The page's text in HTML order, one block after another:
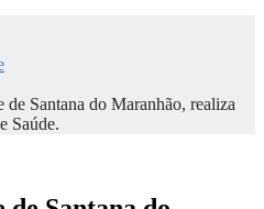
de Santana do Maranhão, realiza
Saúde.